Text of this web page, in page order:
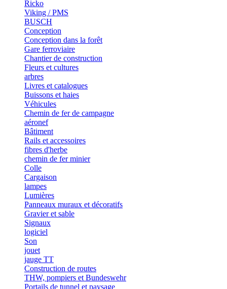
Ricko
Viking / PMS
BUSCH
Conception
Conception dans la forêt
Gare ferroviaire
Chantier de construction
Fleurs et cultures
arbres
Livres et catalogues
Buissons et haies
Véhicules
Chemin de fer de campagne
aéronef
Bâtiment
Rails et accessoires
fibres d'herbe
chemin de fer minier
Colle
Cargaison
lampes
Lumières
Panneaux muraux et décoratifs
Gravier et sable
Signaux
logiciel
Son
jouet
jauge TT
Construction de routes
THW, pompiers et Bundeswehr
Portails de tunnel et paysage